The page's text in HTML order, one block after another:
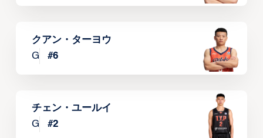
クアン・ターヨウ
G
#6
チェン・ユールイ
G
#2